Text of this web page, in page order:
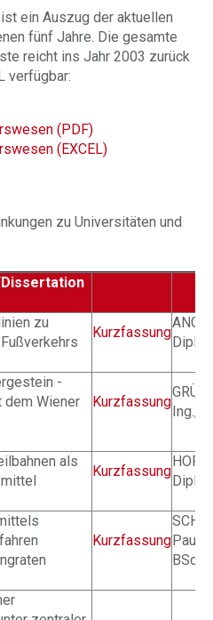
ein Auszug der aktuellen
fünf Jahre. Die gesamte
reicht ins Jahr 2003 zurück
verfügbar:
(PDF)
(EXCEL)
zu Universitäten und
zu
Kurzfassung
Dipl.-
-
dem Wiener
Kurzfassung
Ing.,
als
Kurzfassung
Dipl.-
KurzfassungPaul
BSc.